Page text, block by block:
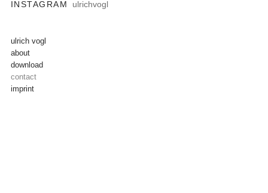
INSTAGRAM ulrichvogl
ulrich vogl
about
download
contact
imprint